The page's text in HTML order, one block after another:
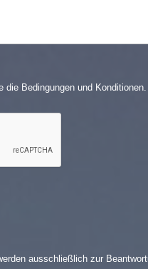
die Bedingungen und
ausschließlich zur